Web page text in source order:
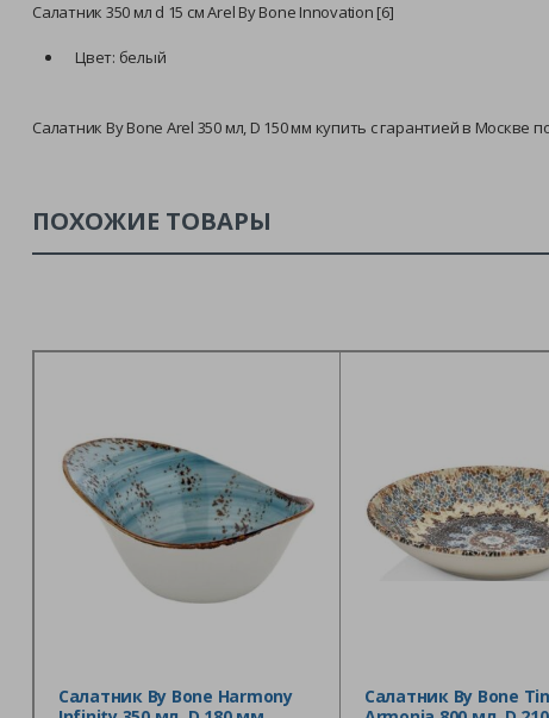
Салатник 350 мл d 15 см Arel By Bone Innovation [6]
Цвет: белый
Салатник By Bone Arel 350 мл, D 150 мм купить с гарантией в
ПОХОЖИЕ ТОВАРЫ
Салатник By Bone Harmony
Салатник By Bone